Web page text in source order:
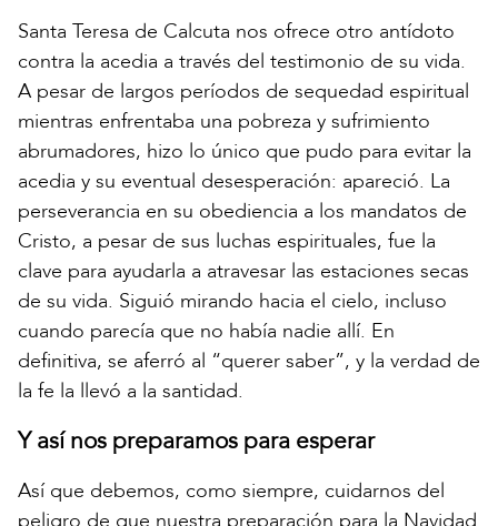
Santa Teresa de Calcuta nos ofrece otro antídoto
contra la acedia a través del testimonio de su vida.
A pesar de largos períodos de sequedad espiritual
mientras enfrentaba una pobreza y sufrimiento
abrumadores, hizo lo único que pudo para evitar la
acedia y su eventual desesperación: apareció. La
perseverancia en su obediencia a los mandatos de
Cristo, a pesar de sus luchas espirituales, fue la
clave para ayudarla a atravesar las estaciones secas
de su vida. Siguió mirando hacia el cielo, incluso
cuando parecía que no había nadie allí. En
definitiva, se aferró al “querer saber”, y la verdad de
la fe la llevó a la santidad.
Y así nos preparamos para esperar
Así que debemos, como siempre, cuidarnos del